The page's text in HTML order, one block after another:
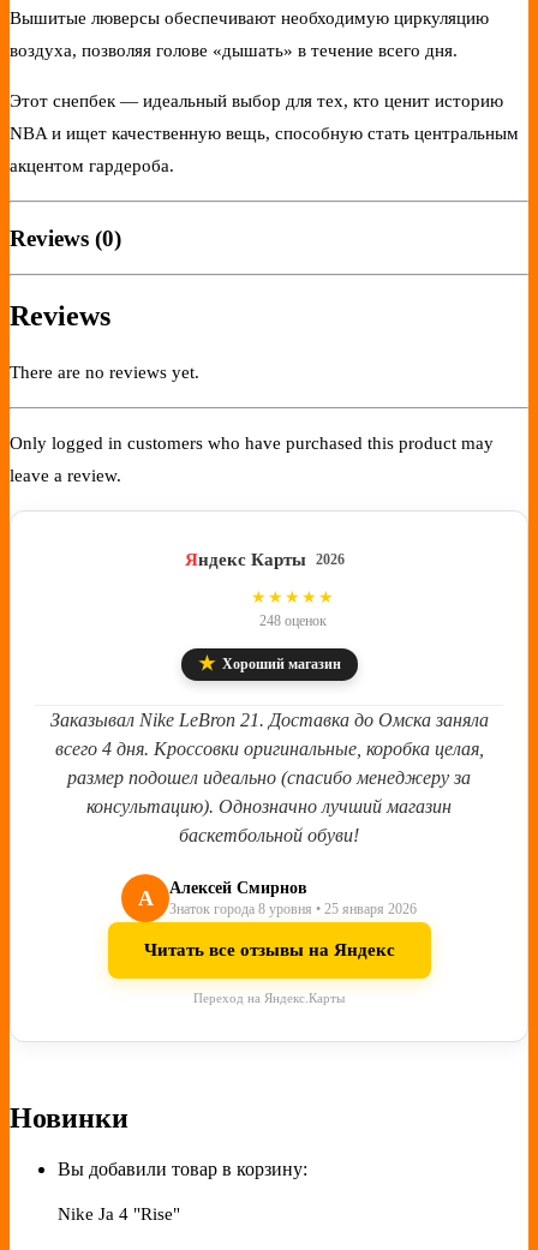
Вышитые люверсы обеспечивают необходимую циркуляцию
воздуха, позволяя голове «дышать» в течение всего дня.
Этот снепбек — идеальный выбор для тех, кто ценит историю
NBA и ищет качественную вещь, способную стать центральным
акцентом гардероба.
Reviews (0)
Reviews
There are no reviews yet.
Only logged in customers who have purchased this product may
leave a review.
Яндекс Карты 2026
★★★★★
248 оценок
★ Хороший магазин
Заказывал Nike LeBron 21. Доставка до Омска заняла
всего 4 дня. Кроссовки оригинальные, коробка целая,
размер подошел идеально (спасибо менеджеру за
консультацию). Однозначно лучший магазин
баскетбольной обуви!
А Алексей Смирнов
Знаток города 8 уровня • 25 января 2026
Читать все отзывы на Яндекс
Переход на Яндекс.Карты
Новинки
Вы добавили товар в корзину:
Nike Ja 4 "Rise"